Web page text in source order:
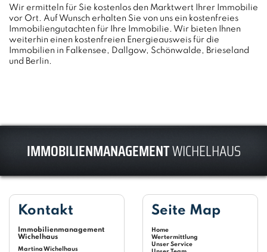
Wir ermitteln für Sie kostenlos den Marktwert Ihrer Immobilie
vor Ort. Auf Wunsch erhalten Sie von uns ein kostenfreies
Immobiliengutachten für Ihre Immobilie. Wir bieten Ihnen
weiterhin einen kostenfreien Energieausweis für die
Immobilien in Falkensee, Dallgow, Schönwalde, Brieseland
und Berlin.
IMMOBILIENMANAGEMENTWICHELHAUS
Kontakt
Immobilienmanagement
Wichelhaus
Martina Wichelhaus
Seite Map
Home
Wertermittlung
Unser Service